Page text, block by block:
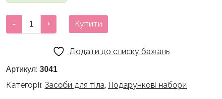
Подарунковий
набір
Make
Wish
- + Купити
Додати до списку бажань
Артикул: 3041
Категорії: Засоби для тіла Подарункові набори